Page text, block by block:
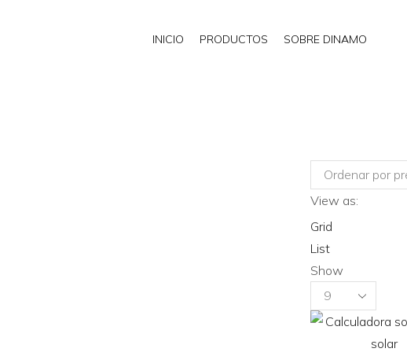
INICIO PRODUCTOS SOBRE DINAMO
View as:
Grid
List
Show
Products
per